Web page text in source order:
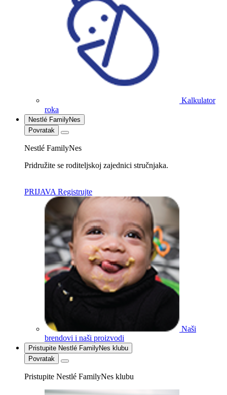
Kalkulator
roka
Nestlé FamilyNes
Povratak
Nestlé FamilyNes
Pridružite se roditeljskoj zajednici stručnjaka.
PRIJAVA Registrujte
Naši
brendovi i naši proizvodi
Pristupite Nestlé FamilyNes klubu
Povratak
Pristupite Nestlé FamilyNes klubu